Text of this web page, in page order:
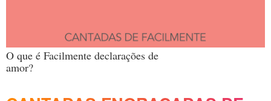
O que é Facilmente declarações de
amor?